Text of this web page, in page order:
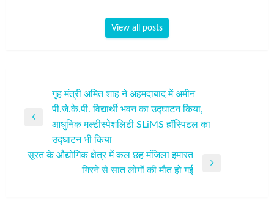
View all posts
नेविगेशन
Previous
गृह मंत्री अमित शाह ने अहमदाबाद में अमीन
पी.जे.के.पी. विद्यार्थी भवन का उद्घाटन किया,
आधुनिक मल्टीस्पेशलिटी SLiMS हॉस्पिटल का
उद्घाटन भी किया
सूरत के औद्योगिक क्षेत्र में कल छह मंजिला इमारत
गिरने से सात लोगों की मौत हो गई